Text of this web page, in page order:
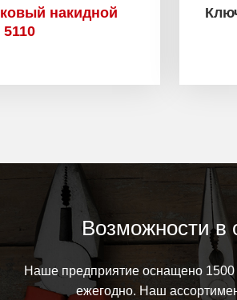
накидной
Возможности в
Наше предприятие оснащено 1500
ежегодно. Наш